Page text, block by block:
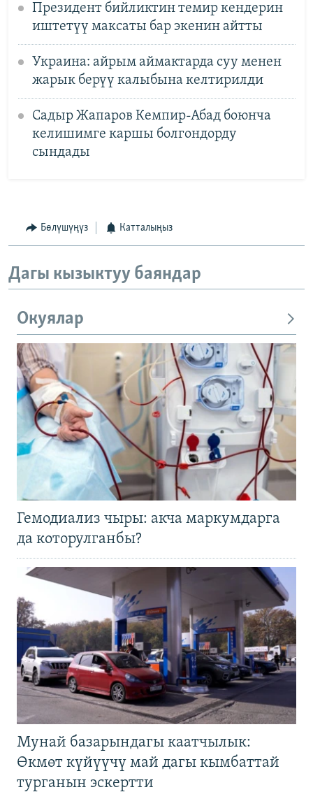
Президент бийликтин темир кендерин
иштетүү максаты бар экенин айтты
Украина: айрым аймактарда суу менен
жарык берүү калыбына келтирилди
Садыр Жапаров Кемпир-Абад боюнча
келишимге каршы болгондорду
сындады
Бөлүшүңүз Катталыңыз
Дагы кызыктуу баяндар
Окуялар
Гемодиализ чыры: акча маркумдарга
да которулганбы?
Мунай базарындагы каатчылык:
Өкмөт күйүүчү май дагы кымбаттай
турганын эскертти